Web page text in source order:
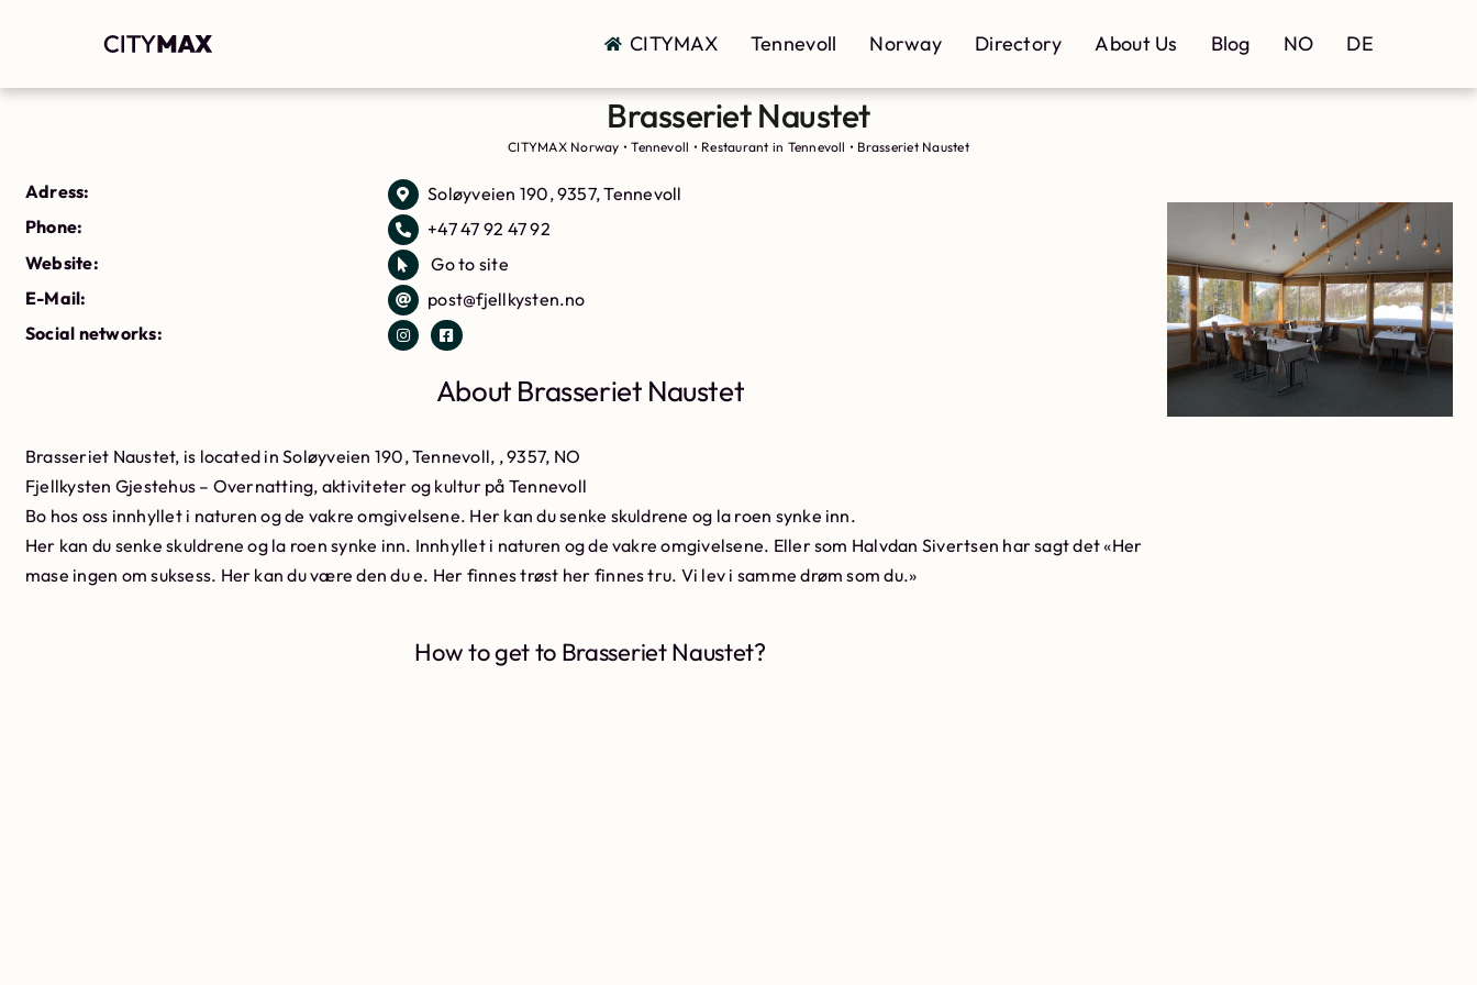
CITYMAX Tennevoll Norway Directory About Us Blog NO DE
Brasseriet Naustet
CITYMAX Norway •Tennevoll • Restaurant in Tennevoll • Brasseriet Naustet
Adress:
Soløyveien 190, 9357, Tennevoll
Phone:
+47 47 92 47 92
Website:
Go to site
E-Mail:
post@fjellkysten.no
Social networks:
About Brasseriet Naustet
Brasseriet Naustet, is located in Soløyveien 190, Tennevoll, , 9357, NO
Fjellkysten Gjestehus – Overnatting, aktiviteter og kultur på Tennevoll
Bo hos oss innhyllet i naturen og de vakre omgivelsene. Her kan du senke skuldrene og la roen synke inn.
Her kan du senke skuldrene og la roen synke inn. Innhyllet i naturen og de vakre omgivelsene. Eller som Halvdan Sivertsen har sagt det «Her
mase ingen om suksess. Her kan du være den du e. Her finnes trøst her finnes tru. Vi lev i samme drøm som du.»
How to get to Brasseriet Naustet?